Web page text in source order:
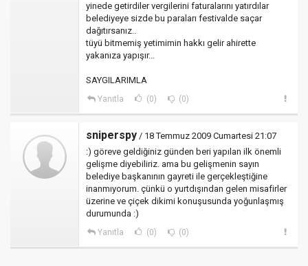
yinede getirdiler vergilerini faturalarını yatırdılar
belediyeye sizde bu paraları festivalde saçar
dağıtırsanız..
tüyü bitmemiş yetimimin hakkı gelir ahirette
yakanıza yapışır...
SAYGILARIMLA
Yanıtla (0) (0)
sniperspy / 18 Temmuz 2009 Cumartesi 21:07
:) göreve geldiğiniz günden beri yapılan ilk önemli
gelişme diyebiliriz. ama bu gelişmenin sayın
belediye başkanının gayreti ile gerçekleştiğine
inanmıyorum. çünkü o yurtdışından gelen misafirler
üzerine ve çiçek dikimi konuşusunda yoğunlaşmış
durumunda :)
Yanıtla (0) (0)